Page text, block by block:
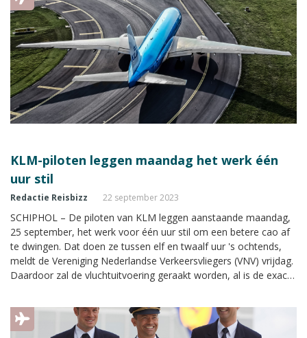
KLM-piloten leggen maandag het werk één
uur stil
Redactie Reisbizz 22 september 2023
SCHIPHOL – De piloten van KLM leggen aanstaande maandag,
25 september, het werk voor één uur stil om een betere cao af
te dwingen. Dat doen ze tussen elf en twaalf uur 's ochtends,
meldt de Vereniging Nederlandse Verkeersvliegers (VNV) vrijdag.
Daardoor zal de vluchtuitvoering geraakt worden, al is de exacte